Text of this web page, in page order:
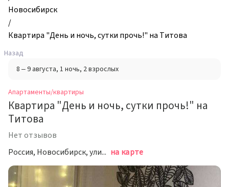
ночь,
сутки
прочь!"
на
Титова,
Новосибирск,
Россия
Новосибирск
/
Квартира "День и ночь, сутки прочь!" на Титова
Назад
8 – 9 августа, 1 ночь, 2 взрослых
Апартаменты/квартиры
Квартира "День и ночь, сутки прочь!" на
Титова
Нет отзывов
Россия, Новосибирск, улица Титова, 251/1 на карте